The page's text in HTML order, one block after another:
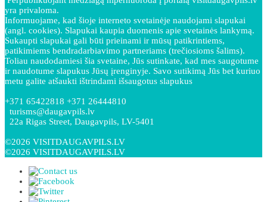
yra privaloma.
Informuojame, kad šioje interneto svetainėje naudojami slapukai
(angl. cookies). Slapukai kaupia duomenis apie svetainės lankymą.
Sukaupti slapukai gali būti prieinami ir mūsų patikrintiems,
patikimiems bendradarbiavimo partneriams (trečiosioms šalims).
Toliau naudodamiesi šia svetaine, Jūs sutinkate, kad mes saugotume
ir naudotume slapukus Jūsų įrenginyje. Savo sutikimą Jūs bet kuriuo
metu galite atšaukti ištrindami išsaugotus slapukus
+371 65422818 +371 26444810
turisms@daugavpils.lv
22a Rigas Street, Daugavpils, LV-5401
©2026 VISITDAUGAVPILS.LV
©2026 VISITDAUGAVPILS.LV